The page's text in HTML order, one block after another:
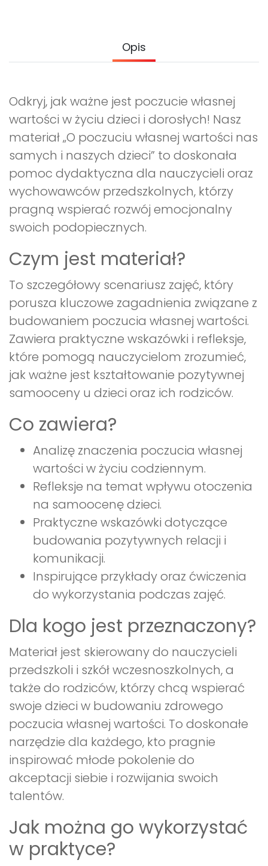
Opis
Odkryj, jak ważne jest poczucie własnej
wartości w życiu dzieci i dorosłych! Nasz
materiał „O poczuciu własnej wartości nas
samych i naszych dzieci” to doskonała
pomoc dydaktyczna dla nauczycieli oraz
wychowawców przedszkolnych, którzy
pragną wspierać rozwój emocjonalny
swoich podopiecznych.
Czym jest materiał?
To szczegółowy scenariusz zajęć, który
porusza kluczowe zagadnienia związane z
budowaniem poczucia własnej wartości.
Zawiera praktyczne wskazówki i refleksje,
które pomogą nauczycielom zrozumieć,
jak ważne jest kształtowanie pozytywnej
samooceny u dzieci oraz ich rodziców.
Co zawiera?
Analizę znaczenia poczucia własnej
wartości w życiu codziennym.
Refleksje na temat wpływu otoczenia
na samoocenę dzieci.
Praktyczne wskazówki dotyczące
budowania pozytywnych relacji i
komunikacji.
Inspirujące przykłady oraz ćwiczenia
do wykorzystania podczas zajęć.
Dla kogo jest przeznaczony?
Materiał jest skierowany do nauczycieli
przedszkoli i szkół wczesnoszkolnych, a
także do rodziców, którzy chcą wspierać
swoje dzieci w budowaniu zdrowego
poczucia własnej wartości. To doskonałe
narzędzie dla każdego, kto pragnie
inspirować młode pokolenie do
akceptacji siebie i rozwijania swoich
talentów.
Jak można go wykorzystać
w praktyce?